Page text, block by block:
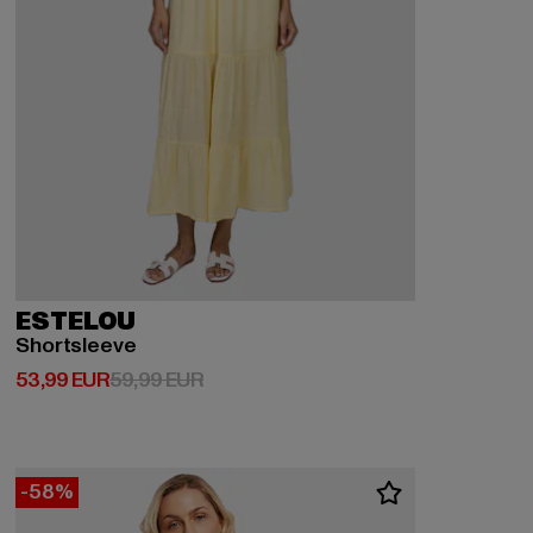
ESTELOU
Shortsleeve
53,99 EUR
Derzeitiger Preis: 53,99 EUR
59,99 EURAktionspreis: 59,99 EUR
-58%